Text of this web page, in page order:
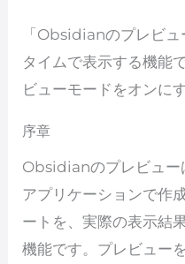
「Obsidianのプレビ
タイムで表示する機能
ビューモードをオンに
序章
Obsidianのプレビュ
アプリケーションで作
ートを、実際の表示結
機能です。プレビュー